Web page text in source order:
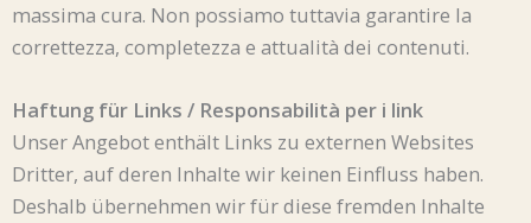
massima cura. Non possiamo tuttavia garantire la
correttezza, completezza e attualità dei contenuti.
Haftung für Links / Responsabilità per i link
Unser Angebot enthält Links zu externen Websites
Dritter, auf deren Inhalte wir keinen Einfluss haben.
Deshalb übernehmen wir für diese fremden Inhalte